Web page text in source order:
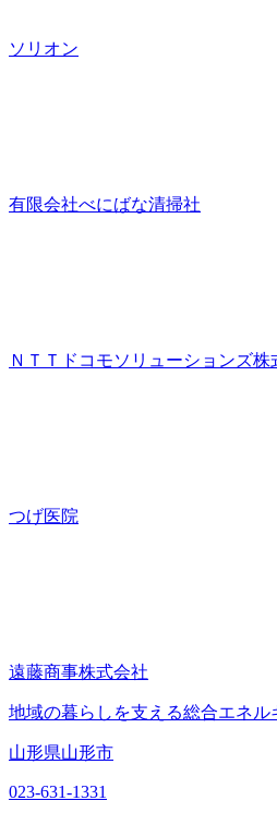
ソリオン
有限会社べにばな清掃社
ＮＴＴドコモソリューションズ株
つげ医院
遠藤商事株式会社
地域の暮らしを支える総合エネル
山形県山形市
023-631-1331